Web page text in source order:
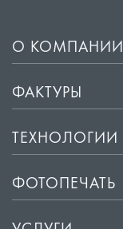
О КОМПАНИИ
ФАКТУРЫ
ТЕХНОЛОГИИ
ФОТОПЕЧАТЬ